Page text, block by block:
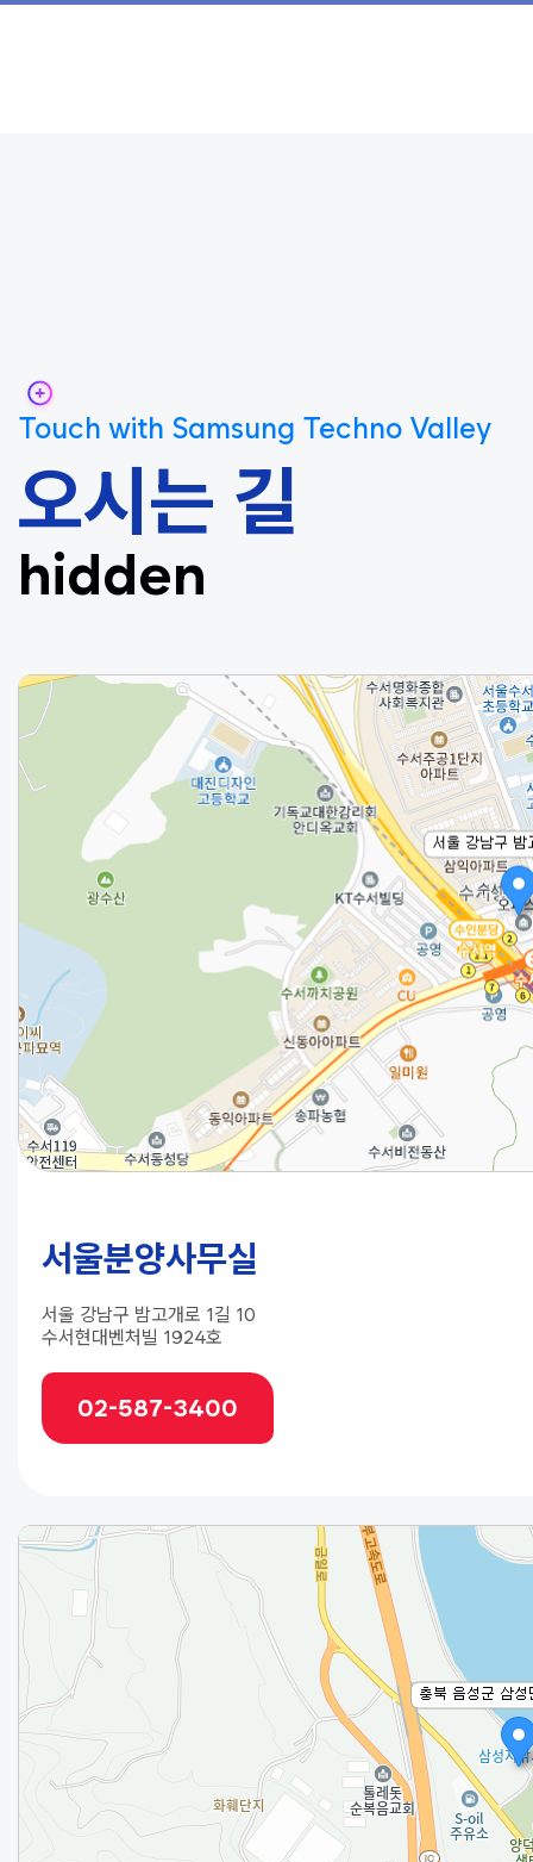
Touch with Samsung Techno Valley
오시는 길
hidden
서울분양사무실
서울 강남구 밤고개로 1길 10
수서현대벤처빌 1924호
02-587-3400